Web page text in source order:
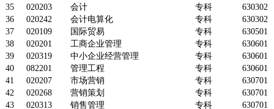
35
020203 会计 专科
630302
36
020242 会计电算化 专科
630302
37
020109 国际贸易 专科
630501
38
020201 工商企业管理 专科
630601
39
020319 中小企业经营管理 专科
630601
40
082201 管理工程 专科
630601
41
020207 市场营销 专科
630701
42
020268 营销策划 专科
630701
43
020313 销售管理 专科
630701